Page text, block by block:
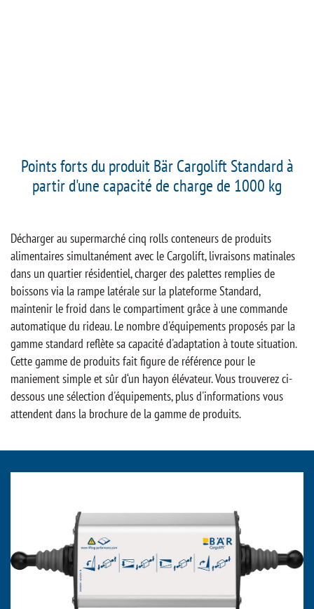
Points forts du produit Bär Cargolift Standard à
partir d'une capacité de charge de 1000 kg
Décharger au supermarché cinq rolls conteneurs de produits
alimentaires simultanément avec le Cargolift, livraisons matinales
dans un quartier résidentiel, charger des palettes remplies de
boissons via la rampe latérale sur la plateforme Standard,
maintenir le froid dans le compartiment grâce à une commande
automatique du rideau. Le nombre d'équipements proposés par la
gamme standard reflète sa capacité d'adaptation à toute situation.
Cette gamme de produits fait figure de référence pour le
maniement simple et sûr d‘un hayon élévateur. Vous trouverez ci-
dessous une sélection d'équipements, plus d'informations vous
attendent dans la brochure de la gamme de produits.